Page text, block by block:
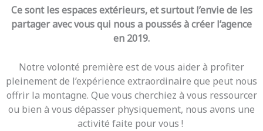
Ce sont les espaces extérieurs, et surtout l’envie de les
partager avec vous qui nous a poussés à créer l’agence
en 2019.
Notre volonté première est de vous aider à profiter
pleinement de l’expérience extraordinaire que peut nous
offrir la montagne. Que vous cherchiez à vous ressourcer
ou bien à vous dépasser physiquement, nous avons une
activité faite pour vous !